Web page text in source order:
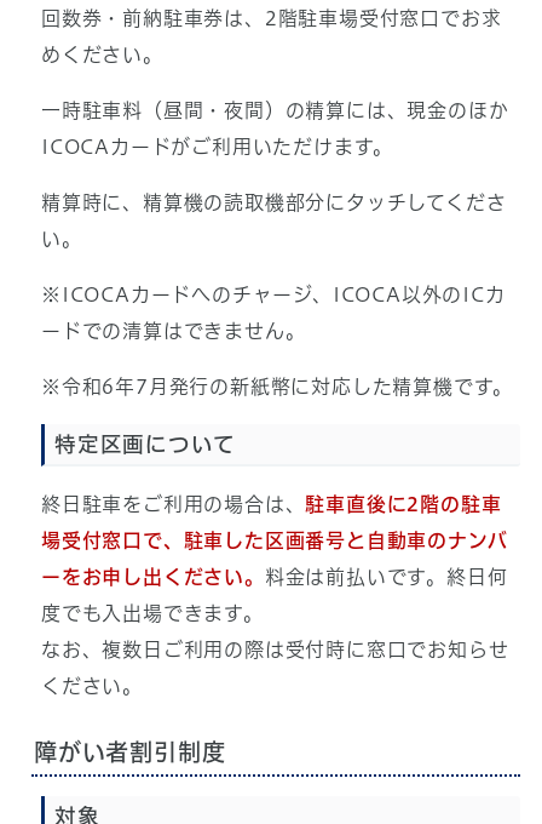
回数券・前納駐車券は、2階駐車場受付窓口でお求
めください。
一時駐車料（昼間・夜間）の精算には、現金のほか
ICOCAカードがご利用いただけます。
精算時に、精算機の読取機部分にタッチしてくださ
い。
※ICOCAカードへのチャージ、ICOCA以外のICカ
ードでの清算はできません。
※令和6年7月発行の新紙幣に対応した精算機です。
特定区画について
終日駐車をご利用の場合は、 駐車直後に2階の駐車
場受付窓口で、駐車した区画番号と自動車のナンバ
ーをお申し出ください。 料金は前払いです。終日何
度でも入出場できます。
なお、複数日ご利用の際は受付時に窓口でお知らせ
ください。
障がい者割引制度
対象